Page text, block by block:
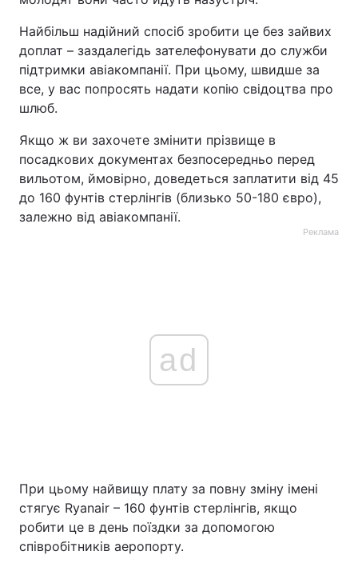
Найбільш надійний спосіб зробити це без зайвих
доплат – заздалегідь зателефонувати до служби
підтримки авіакомпанії. При цьому, швидше за
все, у вас попросять надати копію свідоцтва про
шлюб.
Якщо ж ви захочете змінити прізвище в
посадкових документах безпосередньо перед
вильотом, ймовірно, доведеться заплатити від 45
до 160 фунтів стерлінгів (близько 50-180 євро),
залежно від авіакомпанії.
Реклама
ad
При цьому найвищу плату за повну зміну імені
стягує Ryanair – 160 фунтів стерлінгів, якщо
робити це в день поїздки за допомогою
співробітників аеропорту.